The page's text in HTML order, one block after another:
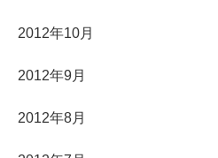
2012年10月
2012年9月
2012年8月